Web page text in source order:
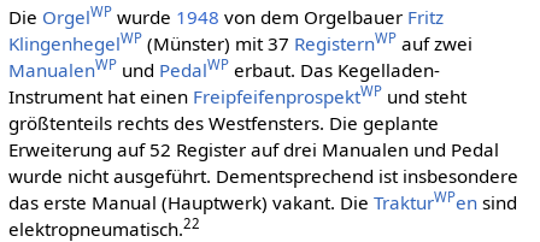
Die OrgelWPwurde 1948 von dem Orgelbauer Fritz
KlingenhegelWP(Münster) mit 37 RegisternWPauf zwei
ManualenWPund PedalWPerbaut. Das Kegelladen-
Instrument hat einen FreipfeifenprospektWPund steht
größtenteils rechts des Westfensters. Die geplante
Erweiterung auf 52 Register auf drei Manualen und Pedal
wurde nicht ausgeführt. Dementsprechend ist insbesondere
das erste Manual (Hauptwerk) vakant. Die TrakturWPensind
elektropneumatisch.22